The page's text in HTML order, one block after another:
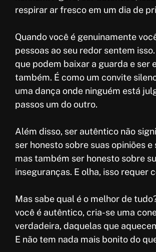
respirar ar fresco em um dia de
Quando você é genuinamente
pessoas ao seu redor sentem
que podem baixar a guarda e ser
também. É como um convite
uma dança onde ninguém está
passos um do outro.
Além disso, ser autêntico não
ser honesto sobre suas opiniões
mas também ser honesto sobre
inseguranças. E olha, isso requer
Mas sabe qual é o melhor de
você é autêntico, cria-se uma
verdadeira, daquelas que
E não tem nada mais bonito do